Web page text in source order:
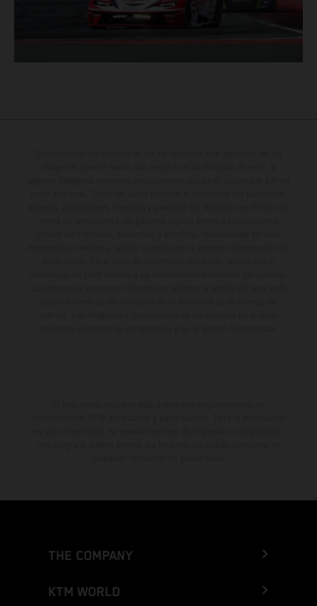
THE COMPANY
KTM WORLD